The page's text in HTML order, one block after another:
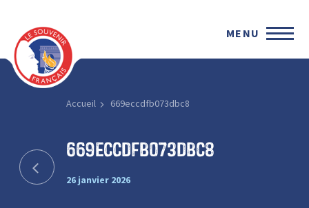
MENU
Accueil 669eccdfb073dbc8
669eccdfb073dbc8
26 janvier 2026